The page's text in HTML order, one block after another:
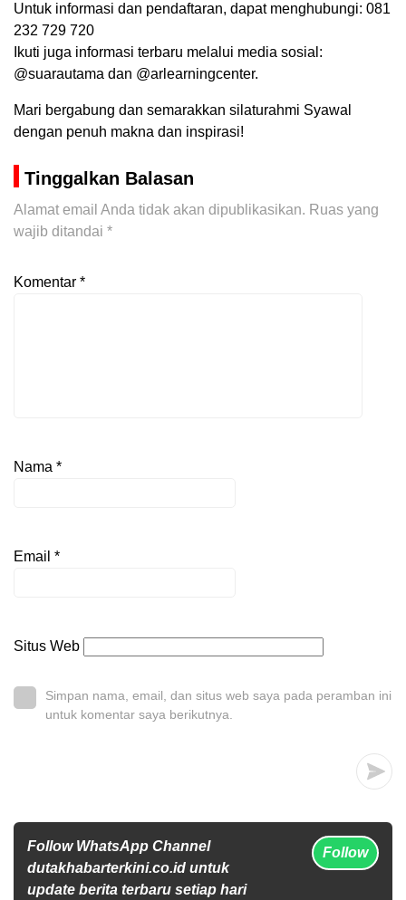
Untuk informasi dan pendaftaran, dapat menghubungi: 081
232 729 720
Ikuti juga informasi terbaru melalui media sosial:
@suarautama dan @arlearningcenter.
Mari bergabung dan semarakkan silaturahmi Syawal
dengan penuh makna dan inspirasi!
Tinggalkan Balasan
Alamat email Anda tidak akan dipublikasikan. Ruas yang
wajib ditandai *
Komentar *
Nama *
Email *
Situs Web
Simpan nama, email, dan situs web saya pada peramban ini
untuk komentar saya berikutnya.
Follow WhatsApp Channel
dutakhabarterkini.co.id untuk
update berita terbaru setiap hari
Follow